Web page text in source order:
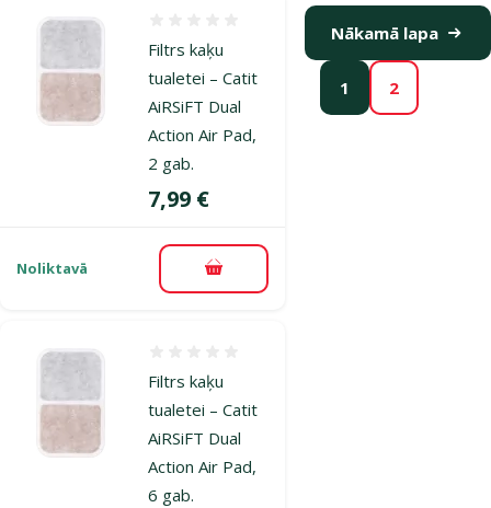
Filtrs kaķu
tualetei – Catit
AiRSiFT Dual
Action Air Pad,
2 gab.
Cena
7,99 €
Noliktavā Pievienot grozam
Filtrs kaķu
tualetei – Catit
AiRSiFT Dual
Action Air Pad,
6 gab.
1 2
Nākamā lapa